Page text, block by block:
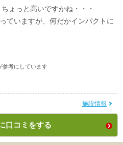
ょっと高いですかね・・・
ていますが、何だかインパクトに
参考にしています
施設情報
口コミをする